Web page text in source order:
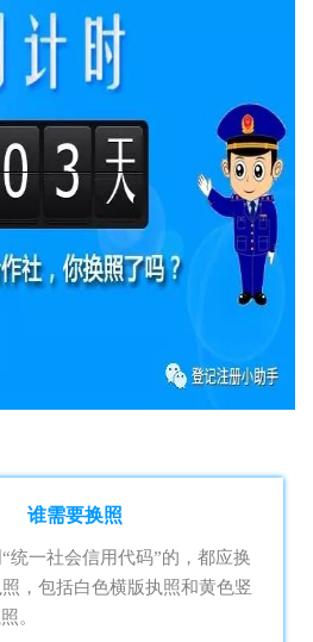
谁需要换照
统一社会信用代码”的，都应换
，包括白色横版执照和黄色竖
。